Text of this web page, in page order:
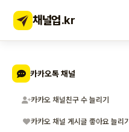
채널업.kr
카카오톡 채널
카카오 채널친구 수 늘리기
카카오 채널 게시글 좋아요 늘리기